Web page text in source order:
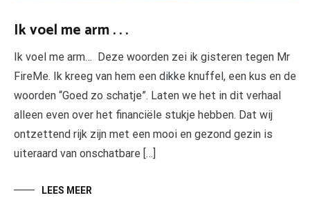
Ik voel me arm . . .
Ik voel me arm… Deze woorden zei ik gisteren tegen Mr
FireMe. Ik kreeg van hem een dikke knuffel, een kus en de
woorden “Goed zo schatje”. Laten we het in dit verhaal
alleen even over het financiële stukje hebben. Dat wij
ontzettend rijk zijn met een mooi en gezond gezin is
uiteraard van onschatbare […]
LEES MEER